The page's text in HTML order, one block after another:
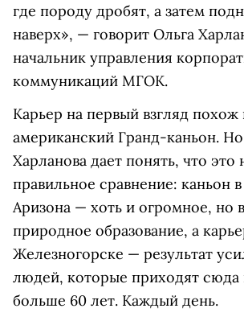
где породу дробят, а затем
наверх», — говорит Ольга
начальник управления
коммуникаций МГОК.
Карьер на первый взгляд похож
американский Гранд-каньон.
Харланова дает понять, что это
правильное сравнение: каньон
Аризона — хоть и огромное, но
природное образование, а
Железногорске — результат
людей, которые приходят сюда
больше 60 лет. Каждый день.